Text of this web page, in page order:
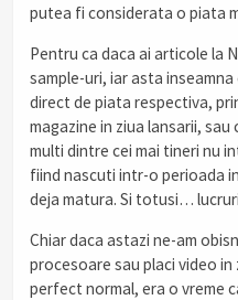
putea fi considerata o piata
Pentru ca daca ai articole la
sample-uri, iar asta
direct de piata respectiva,
magazine in ziua lansarii,
multi dintre cei mai tineri nu
fiind nascuti intr-o perioada
deja matura. Si totusi…
Chiar daca astazi ne-am
procesoare sau placi video
perfect normal, era o vreme